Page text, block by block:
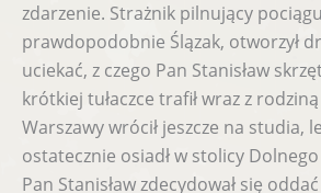
zdarzenie. Strażnik pilnujący
prawdopodobnie Ślązak, otworzył
uciekać, z czego Pan Stanisław
krótkiej tułaczce trafił wraz z
Warszawy wrócił jeszcze na studia,
ostatecznie osiadł w stolicy Dolnego
Pan Stanisław zdecydował się